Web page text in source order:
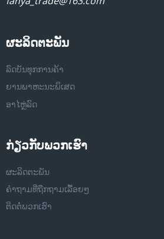
ຜະລິດຕະພັນ
ລົດບັນທຸກການຄ້າ
ຍານພາຫະນະພິເສດ
ອາໄຫຼ່ລົດ
ກ່ຽວກັບພວກເຮົາ
ຜະລິດຕະພັນ
ຄຳຖາມທີ່ຖືກຖາມເລື້ອຍໆ
ຕິດຕໍ່ພວກເຮົາ